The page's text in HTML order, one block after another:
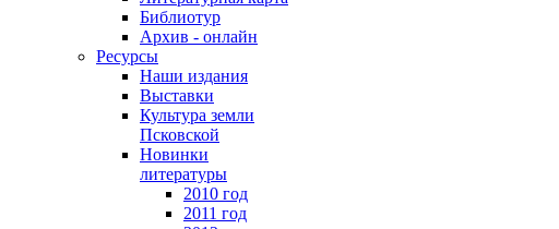
Библиотур
Архив - онлайн
Ресурсы
Наши издания
Выставки
Культура земли
Псковской
Новинки
литературы
2010 год
2011 год